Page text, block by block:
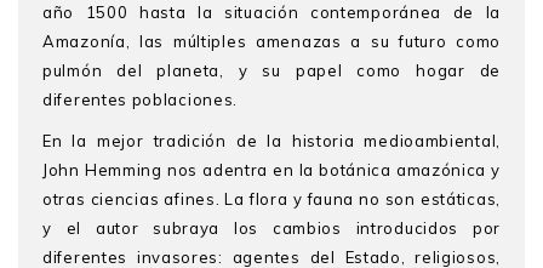
año 1500 hasta la situación contemporánea de la
Amazonía, las múltiples amenazas a su futuro como
pulmón del planeta, y su papel como hogar de
diferentes poblaciones.
En la mejor tradición de la historia medioambiental,
John Hemming nos adentra en la botánica amazónica y
otras ciencias afines. La flora y fauna no son estáticas,
y el autor subraya los cambios introducidos por
diferentes invasores: agentes del Estado, religiosos,